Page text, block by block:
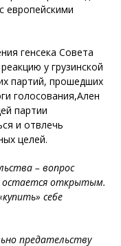
европейскими
генсека Совета
у грузинской
партий, прошедших
голосования,Ален
партии
и отвлечь
целей.
– вопрос
остается открытым.
себе
предательству